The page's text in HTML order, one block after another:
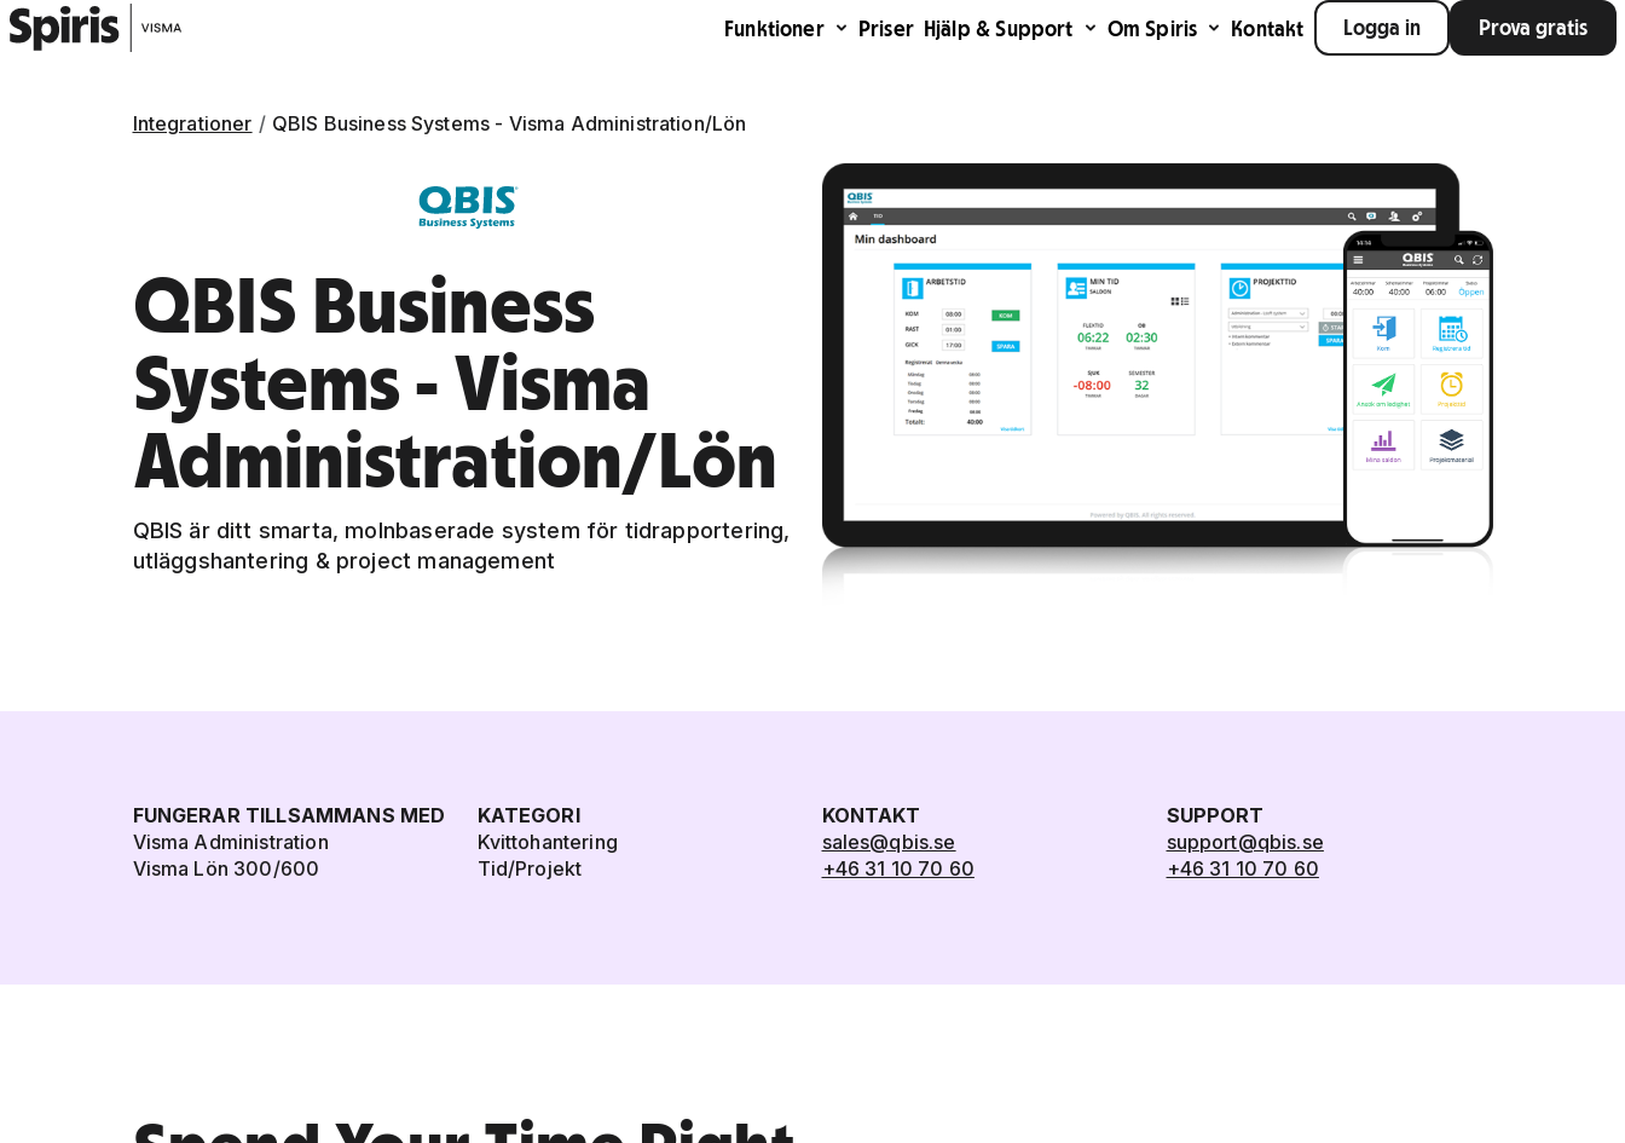
Funktioner Priser Hjälp & Support Om Spiris Kontakt Logga in Prova gratis
Integrationer QBIS Business Systems - Visma Administration/Lön
QBIS Business
Systems - Visma
Administration/Lön
QBIS är ditt smarta, molnbaserade system för tidrapportering,
utläggshantering & project management
FUNGERAR TILLSAMMANS MED
Visma Administration
Visma Lön 300/600
KATEGORI
Kvittohantering
Tid/Projekt
KONTAKT
sales@qbis.se
+46 31 10 70 60
SUPPORT
support@qbis.se
+46 31 10 70 60